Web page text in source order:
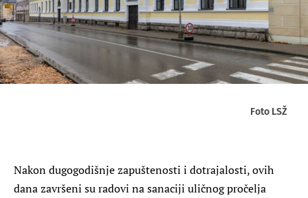
Foto LSŽ
Nakon dugogodišnje zapuštenosti i dotrajalosti, ovih
dana završeni su radovi na sanaciji uličnog pročelja